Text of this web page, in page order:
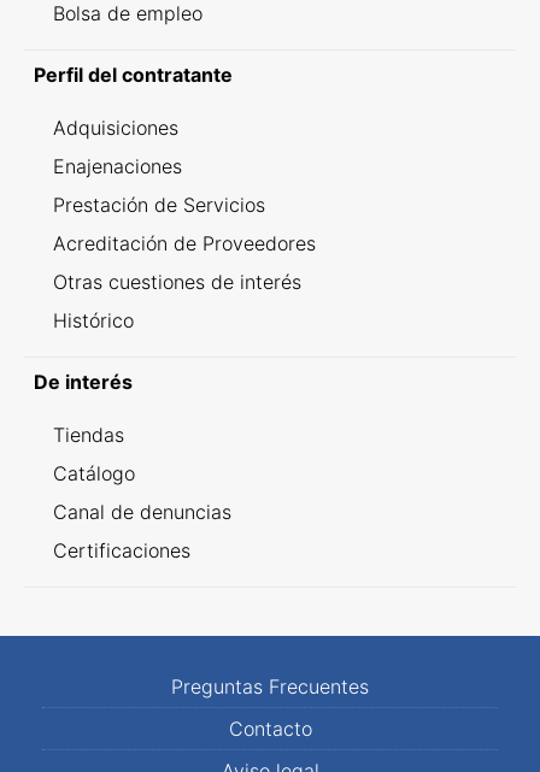
Bolsa de empleo
Perfil del contratante
Adquisiciones
Enajenaciones
Prestación de Servicios
Acreditación de Proveedores
Otras cuestiones de interés
Histórico
De interés
Tiendas
Catálogo
Canal de denuncias
Certificaciones
Preguntas Frecuentes
Contacto